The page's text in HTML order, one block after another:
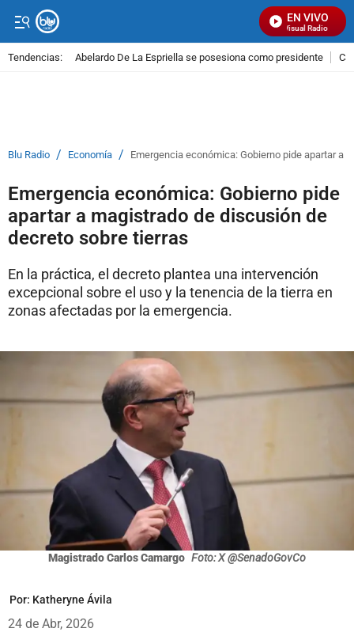
EN VIVO
Señal Visual Radio
Tendencias: Abelardo De La Espriella se posesiona como presidente
Blu Radio / Economía / Emergencia económica: Gobierno pide apartar a
Emergencia económica: Gobierno pide
apartar a magistrado de discusión de
decreto sobre tierras
En la práctica, el decreto plantea una intervención
excepcional sobre el uso y la tenencia de la tierra en
zonas afectadas por la emergencia.
Magistrado Carlos Camargo Foto: X @SenadoGovCo
Por: Katheryne Ávila
24 de Abr, 2026